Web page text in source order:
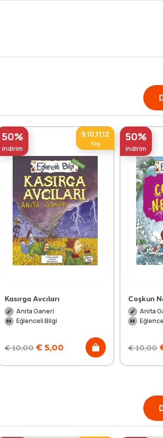
50%
indirim
9,10,11,12
Yaş
Kasırga Avcıları
Anita Ganeri
Eğlenceli Bilgi
€10,00 € 5,00
50%
indirim
Coşkun
Anita
€10,00